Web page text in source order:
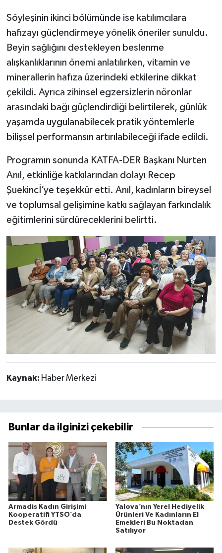
Söyleşinin ikinci bölümünde ise katılımcılara
hafızayı güçlendirmeye yönelik öneriler sunuldu.
Beyin sağlığını destekleyen beslenme
alışkanlıklarının önemi anlatılırken, vitamin ve
minerallerin hafıza üzerindeki etkilerine dikkat
çekildi. Ayrıca zihinsel egzersizlerin nöronlar
arasındaki bağı güçlendirdiği belirtilerek, günlük
yaşamda uygulanabilecek pratik yöntemlerle
bilişsel performansın artırılabileceği ifade edildi.
Programın sonunda KATFA-DER Başkanı Nurten
Anıl, etkinliğe katkılarından dolayı Recep
Şuekincİ’ye teşekkür etti. Anıl, kadınların bireysel
ve toplumsal gelişimine katkı sağlayan farkındalık
eğitimlerini sürdüreceklerini belirtti.
Kaynak: Haber Merkezi
Bunlar da ilginizi çekebilir
Armadis Kadın Girişimi
Kooperatifi YTSO’da
Destek Gördü
Yalova’nın Yerel Hediyelik
Ürünleri Ve Kadınların El
Emekleri Bu Noktadan
Satılıyor